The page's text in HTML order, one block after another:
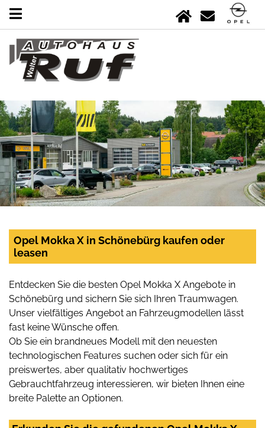
Opel Mokka X in Schönebürg kaufen oder
leasen
Entdecken Sie die besten Opel Mokka X Angebote in
Schönebürg und sichern Sie sich Ihren Traumwagen.
Unser vielfältiges Angebot an Fahrzeugmodellen lässt
fast keine Wünsche offen.
Ob Sie ein brandneues Modell mit den neuesten
technologischen Features suchen oder sich für ein
preiswertes, aber qualitativ hochwertiges
Gebrauchtfahrzeug interessieren, wir bieten Ihnen eine
breite Palette an Optionen.